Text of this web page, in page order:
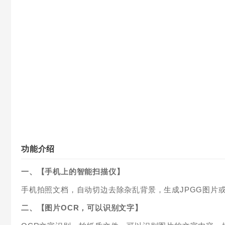
功能介绍
一、【手机上的智能扫描仪】
手机拍照文档，自动切边去除杂乱背景，生成JPGG图片
二、【图片OCR，可以识别文字】